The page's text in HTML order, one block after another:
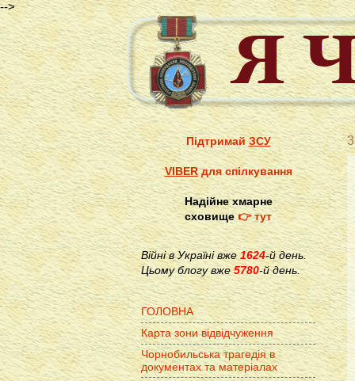
-->
ПідтримайЗСУ
VIBERдля спілкування
Надійне хмарне
сховище👉 тут
Війні в Україні вже1624-й день.
Цьому блогу вже 5780-й день.
ГОЛОВНА
Карта зони відвідчуження
Чорнобильська трагедія в
документах та матеріалах